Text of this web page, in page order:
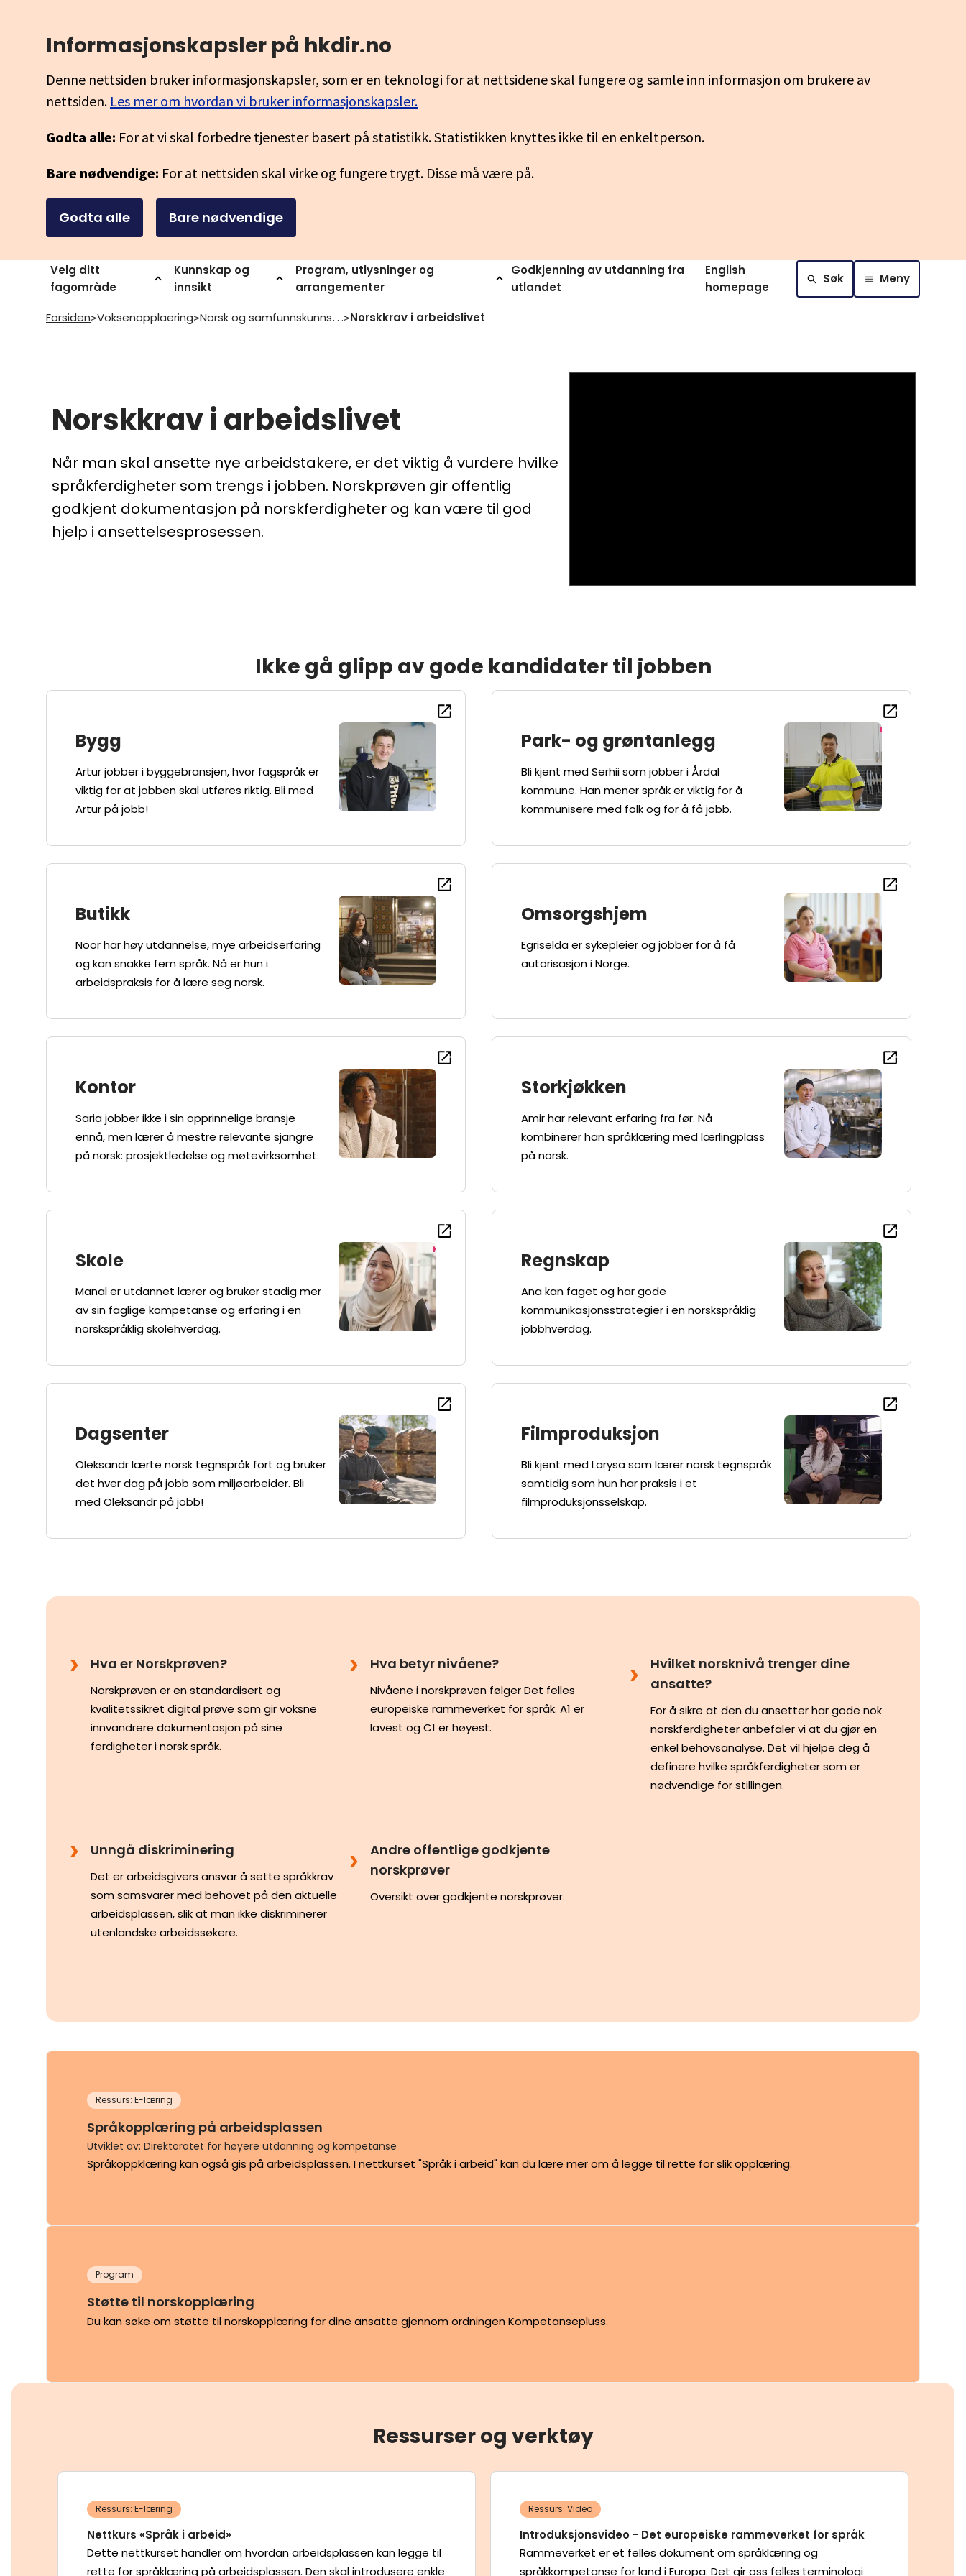
Informasjonskapsler på hkdir.no
Denne nettsiden bruker informasjonskapsler, som er en teknologi for at nettsidene skal fungere og samle inn informasjon om brukere av
nettsiden. Les mer om hvordan vi bruker informasjonskapsler.
Godta alle: For at vi skal forbedre tjenester basert på statistikk. Statistikken knyttes ikke til en enkeltperson.
Bare nødvendige: For at nettsiden skal virke og fungere trygt. Disse må være på.
Godta alle Bare nødvendige
Velg ditt
fagområde
Kunnskap og
innsikt
Program, utlysninger og
arrangementer
Godkjenning av utdanning fra
utlandet
English
homepage
Søk Meny
Forsiden>Voksenopplaering> Norsk og samfunnskunnskap>Norskkrav i arbeidslivet
Norskkrav i arbeidslivet
Når man skal ansette nye arbeidstakere, er det viktig å vurdere hvilke
språkferdigheter som trengs i jobben. Norskprøven gir offentlig
godkjent dokumentasjon på norskferdigheter og kan være til god
hjelp i ansettelsesprosessen.
Ikke gå glipp av gode kandidater til jobben
Bygg
Artur jobber i byggebransjen, hvor fagspråk er
viktig for at jobben skal utføres riktig. Bli med
Artur på jobb!
Park- og grøntanlegg
Bli kjent med Serhii som jobber i Årdal
kommune. Han mener språk er viktig for å
kommunisere med folk og for å få jobb.
Butikk
Noor har høy utdannelse, mye arbeidserfaring
og kan snakke fem språk. Nå er hun i
arbeidspraksis for å lære seg norsk.
Omsorgshjem
Egriselda er sykepleier og jobber for å få
autorisasjon i Norge.
Kontor
Saria jobber ikke i sin opprinnelige bransje
ennå, men lærer å mestre relevante sjangre
på norsk: prosjektledelse og møtevirksomhet.
Storkjøkken
Amir har relevant erfaring fra før. Nå
kombinerer han språklæring med lærlingplass
på norsk.
Skole
Manal er utdannet lærer og bruker stadig mer
av sin faglige kompetanse og erfaring i en
norskspråklig skolehverdag.
Regnskap
Ana kan faget og har gode
kommunikasjonsstrategier i en norskspråklig
jobbhverdag.
Dagsenter
Oleksandr lærte norsk tegnspråk fort og bruker
det hver dag på jobb som miljøarbeider. Bli
med Oleksandr på jobb!
Filmproduksjon
Bli kjent med Larysa som lærer norsk tegnspråk
samtidig som hun har praksis i et
filmproduksjonsselskap.
Hva er Norskprøven?
Norskprøven er en standardisert og
kvalitetssikret digital prøve som gir voksne
innvandrere dokumentasjon på sine
ferdigheter i norsk språk.
Hva betyr nivåene?
Nivåene i norskprøven følger Det felles
europeiske rammeverket for språk. A1 er
lavest og C1 er høyest.
Hvilket norsknivå trenger dine
ansatte?
For å sikre at den du ansetter har gode nok
norskferdigheter anbefaler vi at du gjør en
enkel behovsanalyse. Det vil hjelpe deg å
definere hvilke språkferdigheter som er
nødvendige for stillingen.
Unngå diskriminering
Det er arbeidsgivers ansvar å sette språkkrav
som samsvarer med behovet på den aktuelle
arbeidsplassen, slik at man ikke diskriminerer
utenlandske arbeidssøkere.
Andre offentlige godkjente
norskprøver
Oversikt over godkjente norskprøver.
Ressurs: E-læring
Språkopplæring på arbeidsplassen
Utviklet av: Direktoratet for høyere utdanning og kompetanse
Språkoppklæring kan også gis på arbeidsplassen. I nettkurset "Språk i arbeid" kan du lære mer om å legge til rette for slik opplæring.
Program
Støtte til norskopplæring
Du kan søke om støtte til norskopplæring for dine ansatte gjennom ordningen Kompetansepluss.
Ressurser og verktøy
Ressurs: E-læring
Nettkurs «Språk i arbeid»
Dette nettkurset handler om hvordan arbeidsplassen kan legge til
rette for språklæring på arbeidsplassen. Den skal introdusere enkle
Ressurs: Video
Introduksjonsvideo - Det europeiske rammeverket for språk
Rammeverket er et felles dokument om språklæring og
språkkompetanse for land i Europa. Det gir oss felles terminologi